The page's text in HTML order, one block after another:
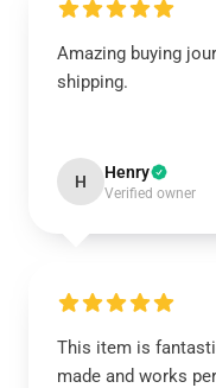
Amazing buying
shipping.
H Henry
Verified owner
This item is
made and works